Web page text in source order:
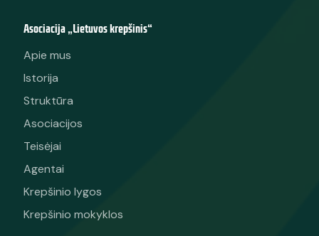
Asociacija „Lietuvos krepšinis“
Apie mus
Istorija
Struktūra
Asociacijos
Teisėjai
Agentai
Krepšinio lygos
Krepšinio mokyklos